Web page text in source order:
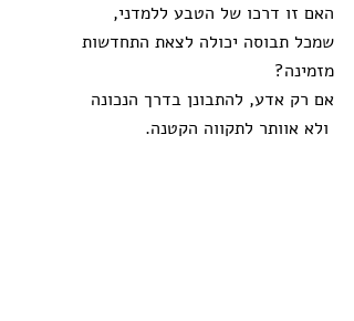
האם זו דרכו של הטבע ללמדני,
שמכל תבוסה יכולה לצאת התחדשות
מזמינה?
אם רק אדע, להתבונן בדרך הנכונה